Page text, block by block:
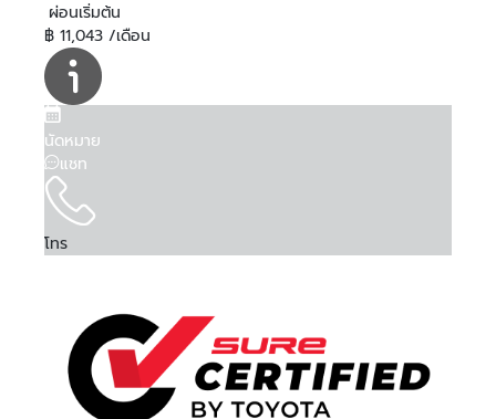
ผ่อนเริ่มต้น
฿ 11,043 /เดือน
นัดหมาย
แชท
โทร